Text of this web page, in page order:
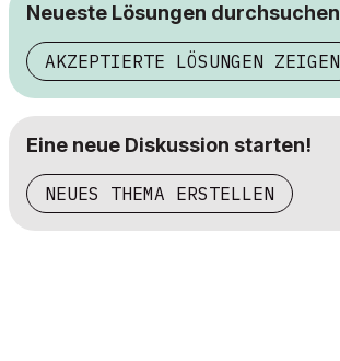
Neueste Lösungen durchsuchen
AKZEPTIERTE LÖSUNGEN ZEIGEN
Eine neue Diskussion starten!
NEUES THEMA ERSTELLEN